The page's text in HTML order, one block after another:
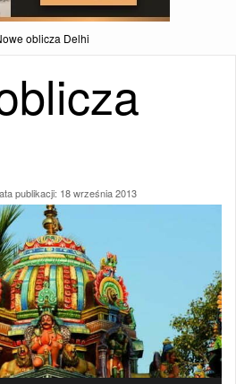
oblicza Delhi
publikacji: 18 września 2013